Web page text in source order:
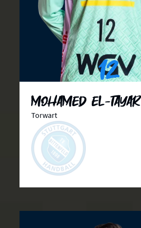
12
Mohamed El-Tayar
Torwart